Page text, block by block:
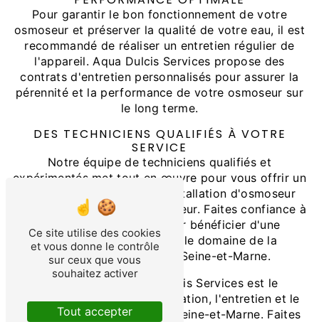
Pour garantir le bon fonctionnement de votre
osmoseur et préserver la qualité de votre eau, il est
recommandé de réaliser un entretien régulier de
l'appareil. Aqua Dulcis Services propose des
contrats d'entretien personnalisés pour assurer la
pérennité et la performance de votre osmoseur sur
le long terme.
DES TECHNICIENS QUALIFIÉS À VOTRE
SERVICE
Notre équipe de techniciens qualifiés et
expérimentés met tout en œuvre pour vous offrir un
service de qualité et une installation d'osmoseur
conforme aux normes en vigueur. Faites confiance à
Aqua Dulcis Services pour bénéficier d'une
expertise reconnue dans le domaine de la
purification de l'eau en Seine-et-Marne.
En conclusion, Aqua Dulcis Services est le
partenaire idéal pour l'installation, l'entretien et le
suivi de votre osmoseur en Seine-et-Marne. Faites
Ce site utilise des cookies
et vous donne le contrôle
sur ceux que vous
souhaitez activer
Tout accepter